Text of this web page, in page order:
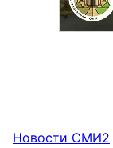
Новости СМИ2